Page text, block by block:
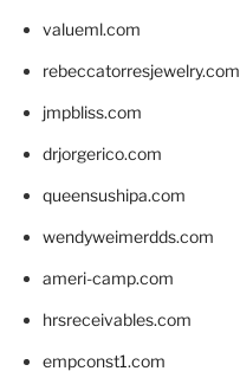
valueml.com
rebeccatorresjewelry.com
jmpbliss.com
drjorgerico.com
queensushipa.com
wendyweimerdds.com
ameri-camp.com
hrsreceivables.com
empconst1.com